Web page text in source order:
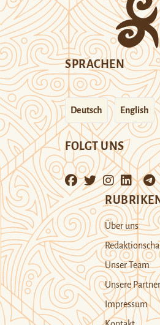
SPRACHEN
Deutsch English
FOLGT UNS
Über uns
Unser Team
Unsere Partner
Impressum